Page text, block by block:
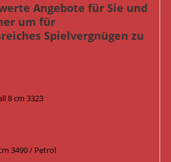
Angebote für Sie und
um für
Spielvergnügen zu
8 cm 3323
3490 / Petrol